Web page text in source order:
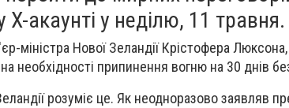
X-акаунті у неділю, 11 травня.
міністра Нової Зеландії Крістофера
необхідності припинення вогню на 30 днів
розуміє це. Як неодноразово заявляв